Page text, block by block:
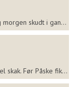
morgen skudt i gan...
skak. Før Påske fik...